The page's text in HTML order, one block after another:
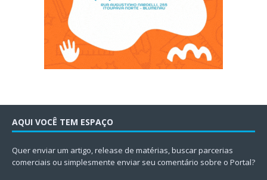
AQUI VOCÊ TEM ESPAÇO
Quer enviar um artigo, release de matérias, buscar parcerias
comerciais ou simplesmente enviar seu comentário sobre o Portal?